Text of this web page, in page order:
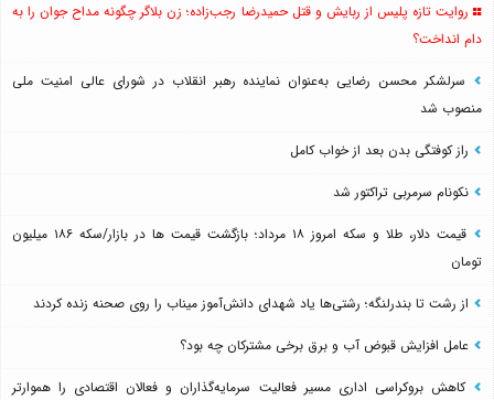
روایت تازه پلیس از ربایش و قتل حمیدرضا رجب‌زاده؛ زن بلاگر چگونه مداح جوان را به
دام انداخت؟
سرلشکر محسن رضایی به‌عنوان نماینده رهبر انقلاب در شورای عالی امنیت ملی
منصوب شد
راز کوفتگی بدن بعد از خواب کامل
نکونام سرمربی تراکتور شد
قیمت دلار، طلا و سکه امروز ۱۸ مرداد؛ بازگشت قیمت ها در بازار/سکه ۱۸۶ میلیون
تومان
از رشت تا بندرلنگه؛ رشتی‌ها یاد شهدای دانش‌آموز میناب را روی صحنه زنده کردند
عامل افزایش قبوض آب و برق برخی مشترکان چه بود؟
کاهش بروکراسی اداری مسیر فعالیت سرمایه‌گذاران و فعالان اقتصادی را هموارتر